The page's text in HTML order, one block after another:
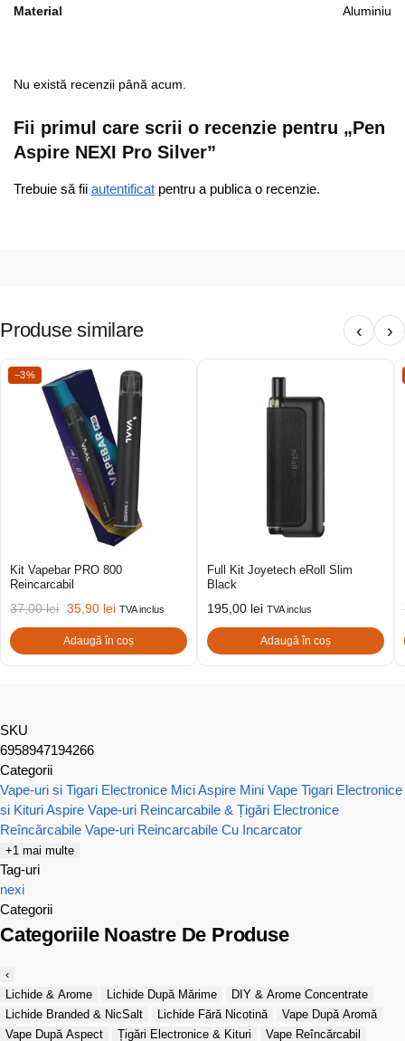
Material Aluminiu
Nu există recenzii până acum.
Fii primul care scrii o recenzie pentru „Pen
Aspire NEXI Pro Silver”
Trebuie să fii autentificat pentru a publica o recenzie.
Produse similare ‹ ›
−3%
Kit Vapebar PRO 800
Reincarcabil
37,00lei 35,90 lei TVA inclus
Adaugă în coș
Full Kit Joyetech eRoll Slim
Black
195,00 lei TVA inclus
Adaugă în coș
SKU
6958947194266
Categorii
Vape-uri si Tigari Electronice MiciAspire Mini Vape Tigari Electronice
si Kituri Aspire Vape-uri Reincarcabile & Țigări Electronice
Reîncărcabile Vape-uri Reincarcabile Cu Incarcator
+1 mai multe
Tag-uri
nexi
Categorii
Categoriile Noastre De Produse
‹
Lichide & Arome
Lichide După Mărime
DIY & Arome Concentrate
Lichide Branded & NicSalt
Lichide Fără Nicotină
Vape După Aromă
Vape După Aspect
Țigări Electronice & Kituri
Vape Reîncărcabil